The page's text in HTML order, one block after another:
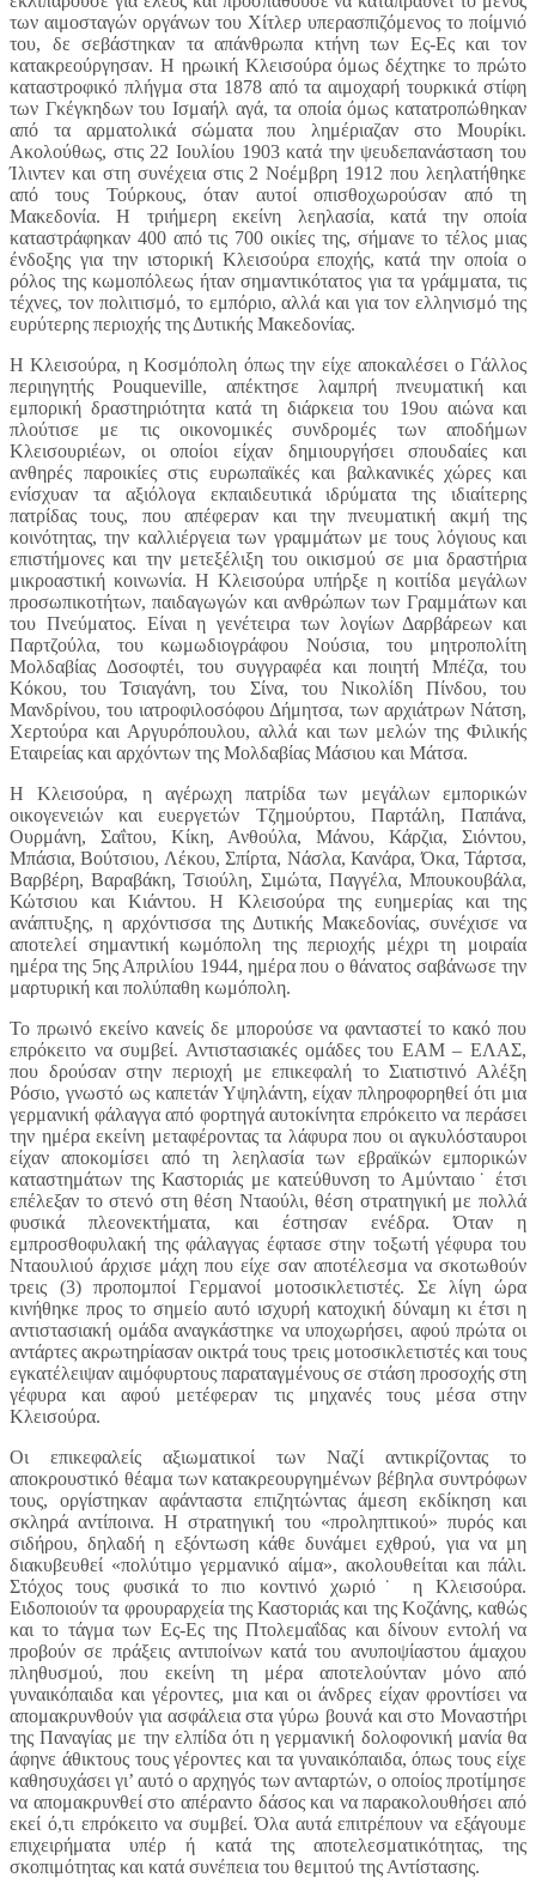
των αιμοσταγών οργάνων του Χίτλερ υπερασπιζόμενος το ποίμνιό
του, δε σεβάστηκαν τα απάνθρωπα κτήνη των Ες-Ες και τον
κατακρεούργησαν. Η ηρωική Κλεισούρα όμως δέχτηκε το πρώτο
καταστροφικό πλήγμα στα 1878 από τα αιμοχαρή τουρκικά στίφη
των Γκέγκηδων του Ισμαήλ αγά, τα οποία όμως κατατροπώθηκαν
από τα αρματολικά σώματα που λημέριαζαν στο Μουρίκι.
Ακολούθως, στις 22 Ιουλίου 1903 κατά την ψευδεπανάσταση του
Ίλιντεν και στη συνέχεια στις 2 Νοέμβρη 1912 που λεηλατήθηκε
από τους Τούρκους, όταν αυτοί οπισθοχωρούσαν από τη
Μακεδονία. Η τριήμερη εκείνη λεηλασία, κατά την οποία
καταστράφηκαν 400 από τις 700 οικίες της, σήμανε το τέλος μιας
ένδοξης για την ιστορική Κλεισούρα εποχής, κατά την οποία ο
ρόλος της κωμοπόλεως ήταν σημαντικότατος για τα γράμματα, τις
τέχνες, τον πολιτισμό, το εμπόριο, αλλά και για τον ελληνισμό της
ευρύτερης περιοχής της Δυτικής Μακεδονίας.
Η Κλεισούρα, η Κοσμόπολη όπως την είχε αποκαλέσει ο Γάλλος
περιηγητής Pouqueville, απέκτησε λαμπρή πνευματική και
εμπορική δραστηριότητα κατά τη διάρκεια του 19ου αιώνα και
πλούτισε με τις οικονομικές συνδρομές των αποδήμων
Κλεισουριέων, οι οποίοι είχαν δημιουργήσει σπουδαίες και
ανθηρές παροικίες στις ευρωπαϊκές και βαλκανικές χώρες και
ενίσχυαν τα αξιόλογα εκπαιδευτικά ιδρύματα της ιδιαίτερης
πατρίδας τους, που απέφεραν και την πνευματική ακμή της
κοινότητας, την καλλιέργεια των γραμμάτων με τους λόγιους και
επιστήμονες και την μετεξέλιξη του οικισμού σε μια δραστήρια
μικροαστική κοινωνία. Η Κλεισούρα υπήρξε η κοιτίδα μεγάλων
προσωπικοτήτων, παιδαγωγών και ανθρώπων των Γραμμάτων και
του Πνεύματος. Είναι η γενέτειρα των λογίων Δαρβάρεων και
Παρτζούλα, του κωμωδιογράφου Νούσια, του μητροπολίτη
Μολδαβίας Δοσοφτέι, του συγγραφέα και ποιητή Μπέζα, του
Κόκου, του Τσιαγάνη, του Σίνα, του Νικολίδη Πίνδου, του
Μανδρίνου, του ιατροφιλοσόφου Δήμητσα, των αρχιάτρων Νάτση,
Χερτούρα και Αργυρόπουλου, αλλά και των μελών της Φιλικής
Εταιρείας και αρχόντων της Μολδαβίας Μάσιου και Μάτσα.
Η Κλεισούρα, η αγέρωχη πατρίδα των μεγάλων εμπορικών
οικογενειών και ευεργετών Τζημούρτου, Παρτάλη, Παπάνα,
Ουρμάνη, Σαΐτου, Κίκη, Ανθούλα, Μάνου, Κάρζια, Σιόντου,
Μπάσια, Βούτσιου, Λέκου, Σπίρτα, Νάσλα, Κανάρα, Όκα, Τάρτσα,
Βαρβέρη, Βαραβάκη, Τσιούλη, Σιμώτα, Παγγέλα, Μπουκουβάλα,
Κώτσιου και Κιάντου. Η Κλεισούρα της ευημερίας και της
ανάπτυξης, η αρχόντισσα της Δυτικής Μακεδονίας, συνέχισε να
αποτελεί σημαντική κωμόπολη της περιοχής μέχρι τη μοιραία
ημέρα της 5ης Απριλίου 1944, ημέρα που ο θάνατος σαβάνωσε την
μαρτυρική και πολύπαθη κωμόπολη.
Το πρωινό εκείνο κανείς δε μπορούσε να φανταστεί το κακό που
επρόκειτο να συμβεί. Αντιστασιακές ομάδες του ΕΑΜ – ΕΛΑΣ,
που δρούσαν στην περιοχή με επικεφαλή το Σιατιστινό Αλέξη
Ρόσιο, γνωστό ως καπετάν Υψηλάντη, είχαν πληροφορηθεί ότι μια
γερμανική φάλαγγα από φορτηγά αυτοκίνητα επρόκειτο να περάσει
την ημέρα εκείνη μεταφέροντας τα λάφυρα που οι αγκυλόσταυροι
είχαν αποκομίσει από τη λεηλασία των εβραϊκών εμπορικών
καταστημάτων της Καστοριάς με κατεύθυνση το Αμύνταιο˙ έτσι
επέλεξαν το στενό στη θέση Νταούλι, θέση στρατηγική με πολλά
φυσικά πλεονεκτήματα, και έστησαν ενέδρα. Όταν η
εμπροσθοφυλακή της φάλαγγας έφτασε στην τοξωτή γέφυρα του
Νταουλιού άρχισε μάχη που είχε σαν αποτέλεσμα να σκοτωθούν
τρεις (3) προπομποί Γερμανοί μοτοσικλετιστές. Σε λίγη ώρα
κινήθηκε προς το σημείο αυτό ισχυρή κατοχική δύναμη κι έτσι η
αντιστασιακή ομάδα αναγκάστηκε να υποχωρήσει, αφού πρώτα οι
αντάρτες ακρωτηρίασαν οικτρά τους τρεις μοτοσικλετιστές και τους
εγκατέλειψαν αιμόφυρτους παραταγμένους σε στάση προσοχής στη
γέφυρα και αφού μετέφεραν τις μηχανές τους μέσα στην
Κλεισούρα.
Οι επικεφαλείς αξιωματικοί των Ναζί αντικρίζοντας το
αποκρουστικό θέαμα των κατακρεουργημένων βέβηλα συντρόφων
τους, οργίστηκαν αφάνταστα επιζητώντας άμεση εκδίκηση και
σκληρά αντίποινα. Η στρατηγική του «προληπτικού» πυρός και
σιδήρου, δηλαδή η εξόντωση κάθε δυνάμει εχθρού, για να μη
διακυβευθεί «πολύτιμο γερμανικό αίμα», ακολουθείται και πάλι.
Στόχος τους φυσικά το πιο κοντινό χωριό˙ η Κλεισούρα.
Ειδοποιούν τα φρουραρχεία της Καστοριάς και της Κοζάνης, καθώς
και το τάγμα των Ες-Ες της Πτολεμαΐδας και δίνουν εντολή να
προβούν σε πράξεις αντιποίνων κατά του ανυποψίαστου άμαχου
πληθυσμού, που εκείνη τη μέρα αποτελούνταν μόνο από
γυναικόπαιδα και γέροντες, μια και οι άνδρες είχαν φροντίσει να
απομακρυνθούν για ασφάλεια στα γύρω βουνά και στο Μοναστήρι
της Παναγίας με την ελπίδα ότι η γερμανική δολοφονική μανία θα
άφηνε άθικτους τους γέροντες και τα γυναικόπαιδα, όπως τους είχε
καθησυχάσει γι’ αυτό ο αρχηγός των ανταρτών, ο οποίος προτίμησε
να απομακρυνθεί στο απέραντο δάσος και να παρακολουθήσει από
εκεί ό,τι επρόκειτο να συμβεί. Όλα αυτά επιτρέπουν να εξάγουμε
επιχειρήματα υπέρ ή κατά της αποτελεσματικότητας, της
σκοπιμότητας και κατά συνέπεια του θεμιτού της Αντίστασης.